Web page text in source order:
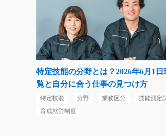
特定技能の分野とは？2026年6月1
覧と自分に合う仕事の見つけ方
特定技能 分野 業務区分
技能測定
育成就労制度